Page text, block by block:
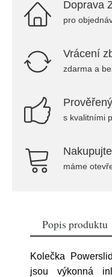
Doprava
pro
Vrácení
zdarma a
s kvalitními
máme
Popis produktu
Kolečka
jsou výkonná